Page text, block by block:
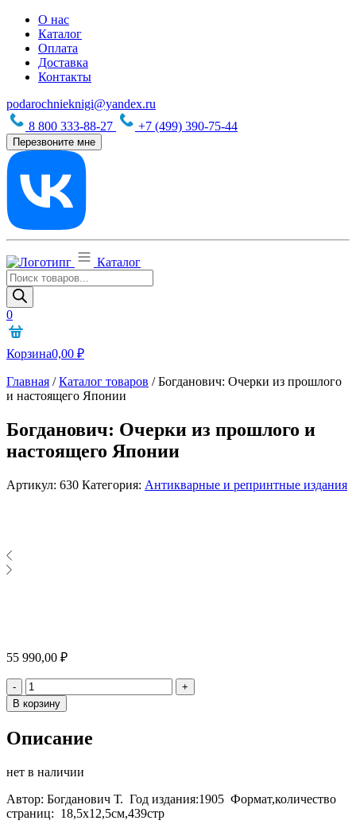
О нас
Каталог
Оплата
Доставка
Контакты
podarochnieknigi@yandex.ru
8 800 333-88-27
+7 (499) 390-75-44
Перезвоните мне
Каталог
Поиск
товаров
0
Корзина0,00 ₽
Главная /Каталог товаров /Богданович: Очерки из прошлого
и настоящего Японии
Богданович: Очерки из прошлого и
настоящего Японии
Артикул: 630 Категория: Антикварные и репринтные издания
55 990,00 ₽
- Количество
+
В корзину
Описание
нет в наличии
Автор: Богданович Т. Год издания:1905 Формат,количество
страниц: 18,5х12,5см,439стр